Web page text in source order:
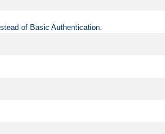
of Basic Authentication.